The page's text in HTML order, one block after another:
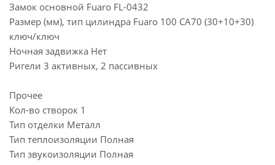
Замок основной Fuaro FL-0432
Размер (мм), тип цилиндра Fuaro 100 CA70 (30+10+30)
ключ/ключ
Ночная задвижка Нет
Ригели 3 активных, 2 пассивных
Прочее
Кол-во створок 1
Тип отделки Металл
Тип теплоизоляции Полная
Тип звукоизоляции Полная